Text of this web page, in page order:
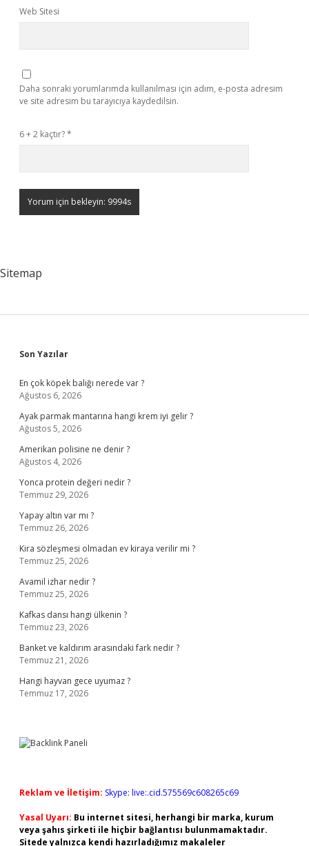
Web Sitesi
Daha sonraki yorumlarımda kullanılması için adım, e-posta adresim
ve site adresim bu tarayıcıya kaydedilsin.
6 + 2 kaçtır?*
Sitemap
Sidebar
Son Yazılar
En çok köpek balığı nerede var ?
Ağustos 6, 2026
Ayak parmak mantarına hangi krem iyi gelir ?
Ağustos 5, 2026
Amerikan polisine ne denir ?
Ağustos 4, 2026
Yonca protein değeri nedir ?
Temmuz 29, 2026
Yapay altın var mı ?
Temmuz 26, 2026
Kira sözleşmesi olmadan ev kiraya verilir mi ?
Temmuz 25, 2026
Avamil izhar nedir ?
Temmuz 25, 2026
Kafkas dansı hangi ülkenin ?
Temmuz 23, 2026
Banket ve kaldırım arasındaki fark nedir ?
Temmuz 21, 2026
Hangi hayvan gece uyumaz ?
Temmuz 17, 2026
Reklam ve İletişim: Skype: live:.cid.575569c608265c69
Yasal Uyarı: Bu internet sitesi, herhangi bir marka, kurum
veya şahıs şirketi ile hiçbir bağlantısı bulunmamaktadır.
Sitede yalnızca kendi hazırladığımız makaleler